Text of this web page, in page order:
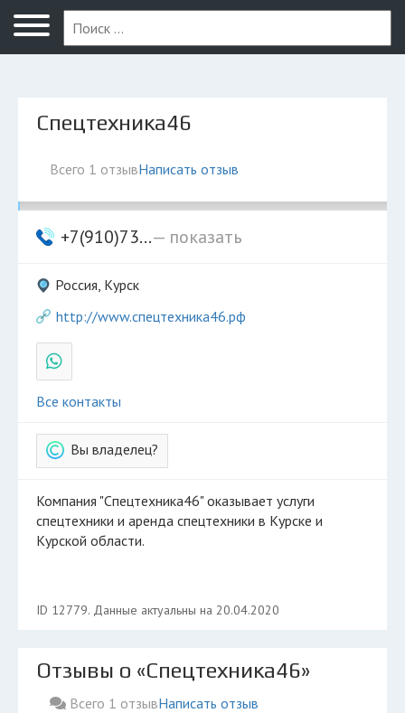
Курск
Спецтехника46
Всего 1 отзывНаписать отзыв
+7(910)73...— показать
Россия, Курск
http://www.спецтехника46.рф
Все контакты
Вы владелец?
Компания "Спецтехника46" оказывает услуги
спецтехники и аренда спецтехники в Курске и
Курской области.
ID 12779. Данные актуальны на 20.04.2020
Отзывы о «Спецтехника46»
Всего 1 отзывНаписать отзыв